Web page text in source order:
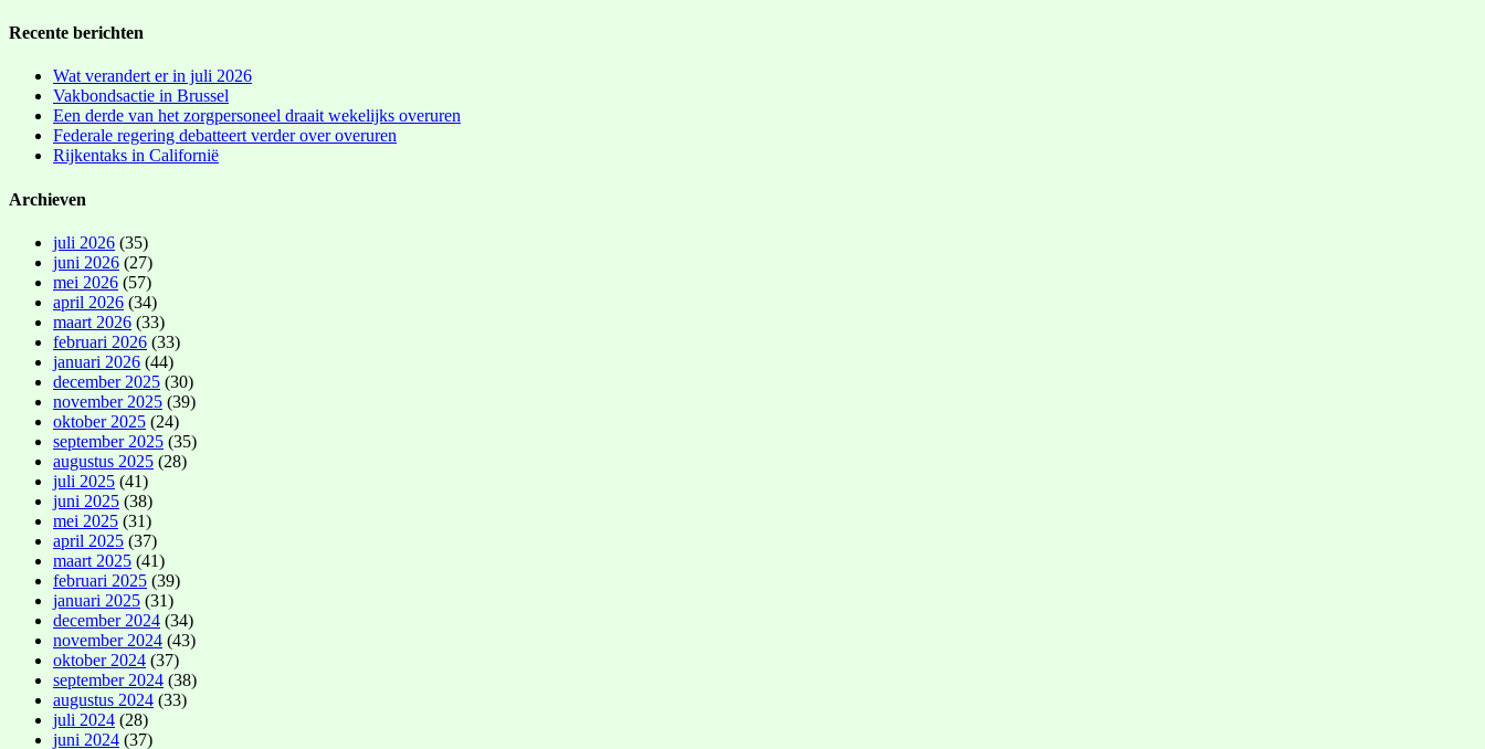
Recente berichten
Wat verandert er in juli 2026
Vakbondsactie in Brussel
Een derde van het zorgpersoneel draait wekelijks overuren
Federale regering debatteert verder over overuren
Rijkentaks in Californië
Archieven
juli 2026 (35)
juni 2026 (27)
mei 2026 (57)
april 2026 (34)
maart 2026 (33)
februari 2026 (33)
januari 2026 (44)
december 2025 (30)
november 2025 (39)
oktober 2025 (24)
september 2025 (35)
augustus 2025 (28)
juli 2025 (41)
juni 2025 (38)
mei 2025 (31)
april 2025 (37)
maart 2025 (41)
februari 2025 (39)
januari 2025 (31)
december 2024 (34)
november 2024 (43)
oktober 2024 (37)
september 2024 (38)
augustus 2024 (33)
juli 2024 (28)
juni 2024 (37)